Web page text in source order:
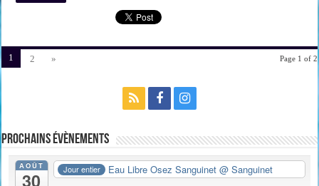
Page 1 of 2
1 2 »
Prochains évènements
AOÛT
30
Jour entier Eau Libre Osez Sanguinet@ Sanguinet